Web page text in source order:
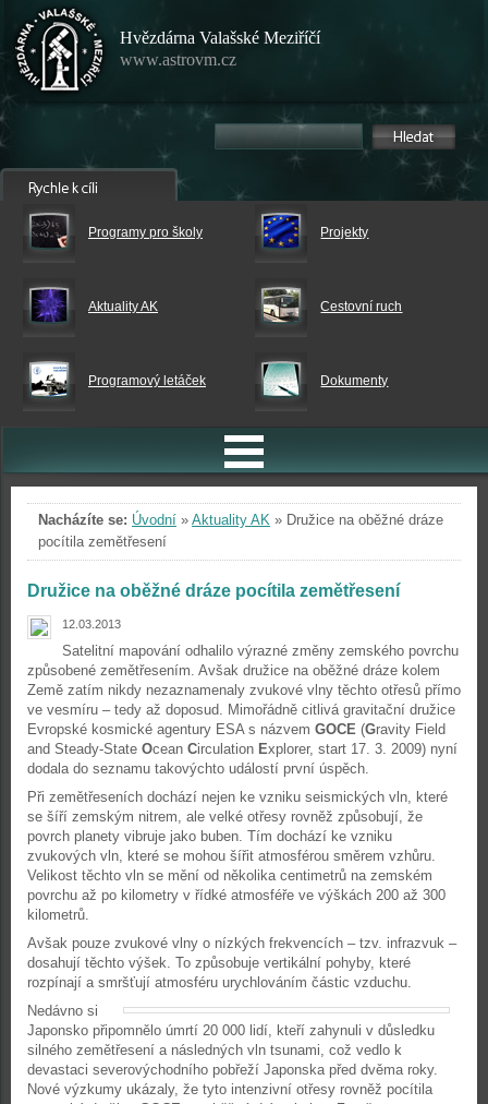
Hvězdárna Valašské Meziříčí
www.astrovm.cz
Programy pro školy Projekty
Aktuality AK Cestovní ruch
Programový letáček Dokumenty
Nacházíte se: Úvodní » Aktuality AK » Družice na oběžné dráze
pocítila zemětřesení
Družice na oběžné dráze pocítila zemětřesení
12.03.2013
Satelitní mapování odhalilo výrazné změny zemského povrchu
způsobené zemětřesením. Avšak družice na oběžné dráze kolem
Země zatím nikdy nezaznamenaly zvukové vlny těchto otřesů přímo
ve vesmíru – tedy až doposud. Mimořádně citlivá gravitační družice
Evropské kosmické agentury ESA s názvem GOCE (Gravity Field
and Steady-State Ocean Circulation Explorer, start 17. 3. 2009) nyní
dodala do seznamu takovýchto událostí první úspěch.
Při zemětřeseních dochází nejen ke vzniku seismických vln, které
se šíří zemským nitrem, ale velké otřesy rovněž způsobují, že
povrch planety vibruje jako buben. Tím dochází ke vzniku
zvukových vln, které se mohou šířit atmosférou směrem vzhůru.
Velikost těchto vln se mění od několika centimetrů na zemském
povrchu až po kilometry v řídké atmosféře ve výškách 200 až 300
kilometrů.
Avšak pouze zvukové vlny o nízkých frekvencích – tzv. infrazvuk –
dosahují těchto výšek. To způsobuje vertikální pohyby, které
rozpínají a smršťují atmosféru urychlováním částic vzduchu.
Nedávno si
Japonsko připomnělo úmrtí 20 000 lidí, kteří zahynuli v důsledku
silného zemětřesení a následných vln tsunami, což vedlo k
devastaci severovýchodního pobřeží Japonska před dvěma roky.
Nové výzkumy ukázaly, že tyto intenzivní otřesy rovněž pocítila